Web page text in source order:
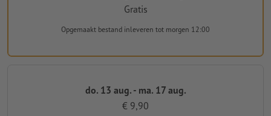
Gratis
Opgemaakt bestand inleveren tot morgen 12:00
do. 13 aug. - ma. 17 aug.
€ 9,90